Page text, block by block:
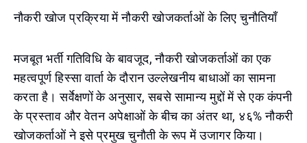
नौकरी खोज प्रक्रिया में नौकरी खोजकर्ताओं के लिए चुनौतियाँ
मजबूत भर्ती गतिविधि के बावजूद, नौकरी खोजकर्ताओं का एक
महत्वपूर्ण हिस्सा वार्ता के दौरान उल्लेखनीय बाधाओं का सामना
करता है। सर्वेक्षणों के अनुसार, सबसे सामान्य मुद्दों में से एक कंपनी
के प्रस्ताव और वेतन अपेक्षाओं के बीच का अंतर था, ४६% नौकरी
खोजकर्ताओं ने इसे प्रमुख चुनौती के रूप में उजागर किया।